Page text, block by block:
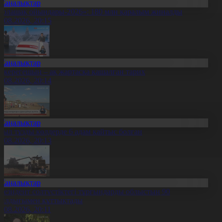
ойындары-2026»: 180 млн қаралым жиналды
20:15
– ақ жартасқа қашалған тарих
20:14
тұзды көлдерде 6 адам қайтыс болған
20:13
солтүстіктегі тұрғындарды облыстың 90
құттықтады
20:11